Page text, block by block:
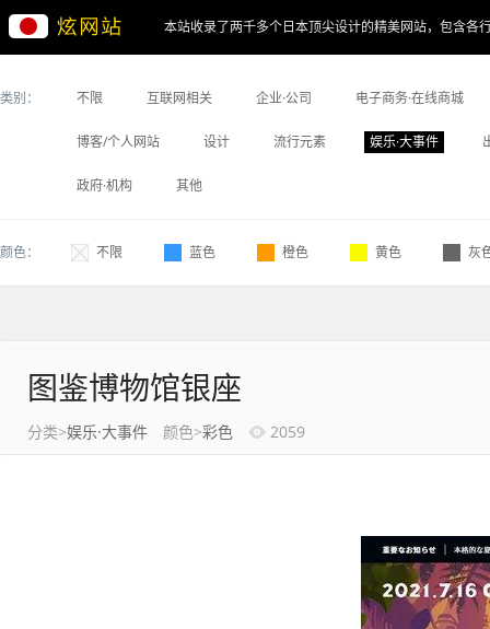
本站收录了两千多个日本顶尖设计的精美网站，包含各
类别： 不限 互联网相关 企业·公司 电子商务·在线商城
博客/个人网站 设计 流行元素 娱乐·大事件
政府·机构 其他
颜色： 不限 蓝色 橙色 黄色 灰
图鉴博物馆银座
分类>娱乐·大事件 颜色>彩色 2059